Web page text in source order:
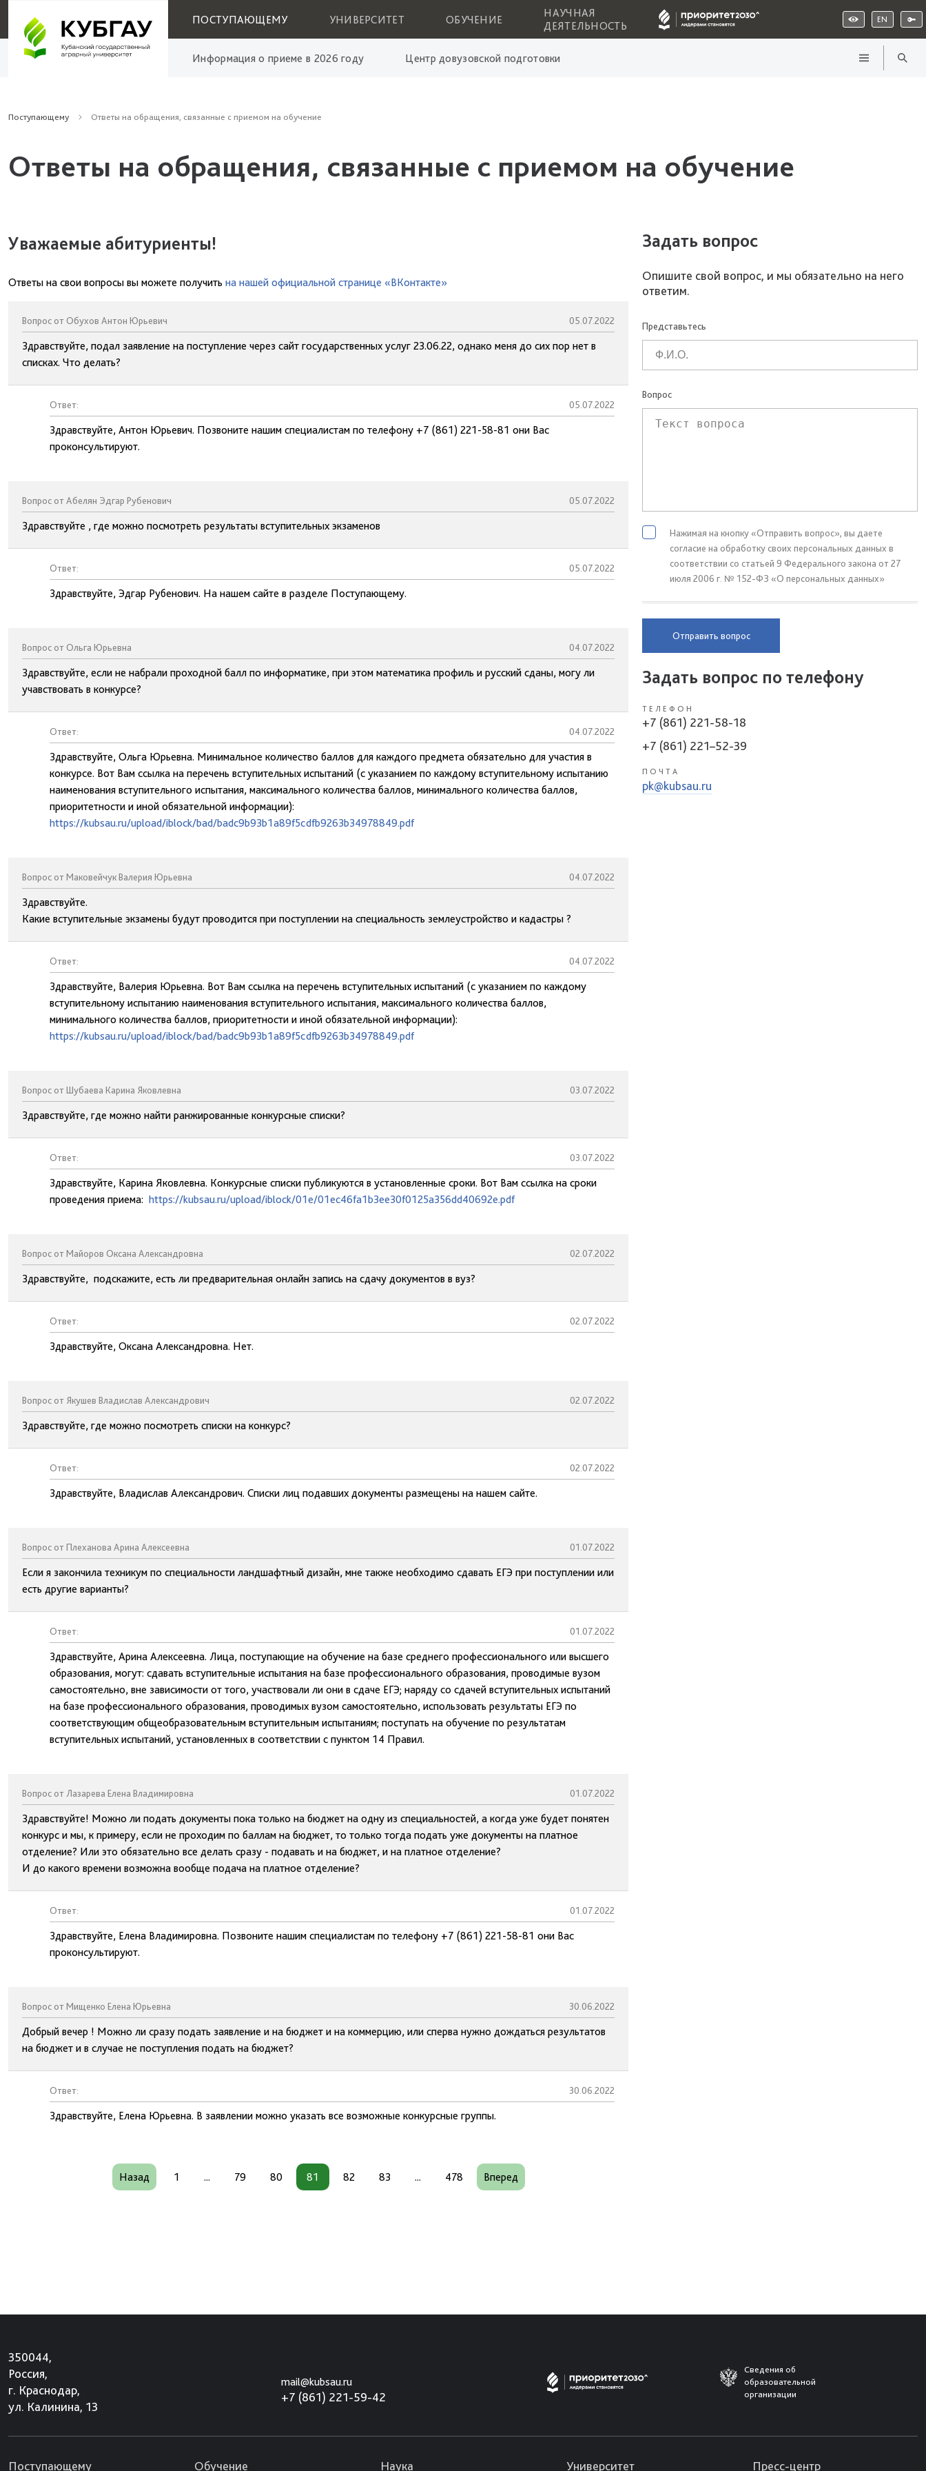
ПОСТУПАЮЩЕМУ УНИВЕРСИТЕТ ОБУЧЕНИЕ
НАУЧНАЯ
ДЕЯТЕЛЬНОСТЬ
EN
Информация о приеме в 2026 году Центр довузовской подготовки
Поступающему Ответы на обращения, связанные с приемом на обучение
Ответы на обращения, связанные с приемом на обучение
Уважаемые абитуриенты!
Ответы на свои вопросы вы можете получить на нашей официальной странице «ВКонтакте»
Вопрос от Обухов Антон Юрьевич 05.07.2022
Здравствуйте, подал заявление на поступление через сайт государственных услуг 23.06.22, однако меня до сих пор нет в
списках. Что делать?
Ответ: 05.07.2022
Здравствуйте, Антон Юрьевич. Позвоните нашим специалистам по телефону +7 (861) 221-58-81 они Вас
проконсультируют.
Вопрос от Абелян Эдгар Рубенович 05.07.2022
Здравствуйте , где можно посмотреть результаты вступительных экзаменов
Ответ: 05.07.2022
Здравствуйте, Эдгар Рубенович. На нашем сайте в разделе Поступающему.
Вопрос от Ольга Юрьевна 04.07.2022
Здравствуйте, если не набрали проходной балл по информатике, при этом математика профиль и русский сданы, могу ли
учавствовать в конкурсе?
Ответ: 04.07.2022
Здравствуйте, Ольга Юрьевна. Минимальное количество баллов для каждого предмета обязательно для участия в
конкурсе. Вот Вам ссылка на перечень вступительных испытаний (с указанием по каждому вступительному испытанию
наименования вступительного испытания, максимального количества баллов, минимального количества баллов,
приоритетности и иной обязательной информации):
https://kubsau.ru/upload/iblock/bad/badc9b93b1a89f5cdfb9263b34978849.pdf
Вопрос от Маковейчук Валерия Юрьевна 04.07.2022
Здравствуйте.
Какие вступительные экзамены будут проводится при поступлении на специальность землеустройство и кадастры ?
Ответ: 04.07.2022
Здравствуйте, Валерия Юрьевна. Вот Вам ссылка на перечень вступительных испытаний (с указанием по каждому
вступительному испытанию наименования вступительного испытания, максимального количества баллов,
минимального количества баллов, приоритетности и иной обязательной информации):
https://kubsau.ru/upload/iblock/bad/badc9b93b1a89f5cdfb9263b34978849.pdf
Вопрос от Шубаева Карина Яковлевна 03.07.2022
Здравствуйте, где можно найти ранжированные конкурсные списки?
Ответ: 03.07.2022
Здравствуйте, Карина Яковлевна. Конкурсные списки публикуются в установленные сроки. Вот Вам ссылка на сроки
проведения приема: https://kubsau.ru/upload/iblock/01e/01ec46fa1b3ee30f0125a356dd40692e.pdf
Вопрос от Майоров Оксана Александровна 02.07.2022
Здравствуйте, подскажите, есть ли предварительная онлайн запись на сдачу документов в вуз?
Ответ: 02.07.2022
Здравствуйте, Оксана Александровна. Нет.
Вопрос от Якушев Владислав Александрович 02.07.2022
Здравствуйте, где можно посмотреть списки на конкурс?
Ответ: 02.07.2022
Здравствуйте, Владислав Александрович. Списки лиц подавших документы размещены на нашем сайте.
Вопрос от Плеханова Арина Алексеевна 01.07.2022
Если я закончила техникум по специальности ландшафтный дизайн, мне также необходимо сдавать ЕГЭ при поступлении или
есть другие варианты?
Ответ: 01.07.2022
Здравствуйте, Арина Алексеевна. Лица, поступающие на обучение на базе среднего профессионального или высшего
образования, могут: сдавать вступительные испытания на базе профессионального образования, проводимые вузом
самостоятельно, вне зависимости от того, участвовали ли они в сдаче ЕГЭ; наряду со сдачей вступительных испытаний
на базе профессионального образования, проводимых вузом самостоятельно, использовать результаты ЕГЭ по
соответствующим общеобразовательным вступительным испытаниям; поступать на обучение по результатам
вступительных испытаний, установленных в соответствии с пунктом 14 Правил.
Вопрос от Лазарева Елена Владимировна 01.07.2022
Здравствуйте! Можно ли подать документы пока только на бюджет на одну из специальностей, а когда уже будет понятен
конкурс и мы, к примеру, если не проходим по баллам на бюджет, то только тогда подать уже документы на платное
отделение? Или это обязательно все делать сразу - подавать и на бюджет, и на платное отделение?
И до какого времени возможна вообще подача на платное отделение?
Ответ: 01.07.2022
Здравствуйте, Елена Владимировна. Позвоните нашим специалистам по телефону +7 (861) 221-58-81 они Вас
проконсультируют.
Вопрос от Мищенко Елена Юрьевна 30.06.2022
Добрый вечер ! Можно ли сразу подать заявление и на бюджет и на коммерцию, или сперва нужно дождаться результатов
на бюджет и в случае не поступления подать на бюджет?
Ответ: 30.06.2022
Здравствуйте, Елена Юрьевна. В заявлении можно указать все возможные конкурсные группы.
Назад 1 ... 79 80 81 82 83 ... 478 Вперед
Задать вопрос
Опишите свой вопрос, и мы обязательно на него
ответим.
Представьтесь
Вопрос
Нажимая на кнопку «Отправить вопрос», вы даете
согласие на обработку своих персональных данных в
соответствии со статьей 9 Федерального закона от 27
июля 2006 г. № 152-ФЗ «О персональных данных»
Отправить вопрос
Задать вопрос по телефону
ТЕЛЕФОН
+7 (861) 221-58-18
+7 (861) 221–52-39
ПОЧТА
pk@kubsau.ru
350044,
Россия,
г. Краснодар,
ул. Калинина, 13
mail@kubsau.ru
+7 (861) 221-59-42
Сведения об
образовательной
организации
Поступающему Обучение Наука Университет Пресс-центр